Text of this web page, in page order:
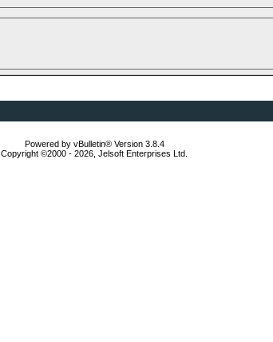
Powered by vBulletin® Version 3.8.4
Copyright ©2000 - 2026, Jelsoft Enterprises Ltd.